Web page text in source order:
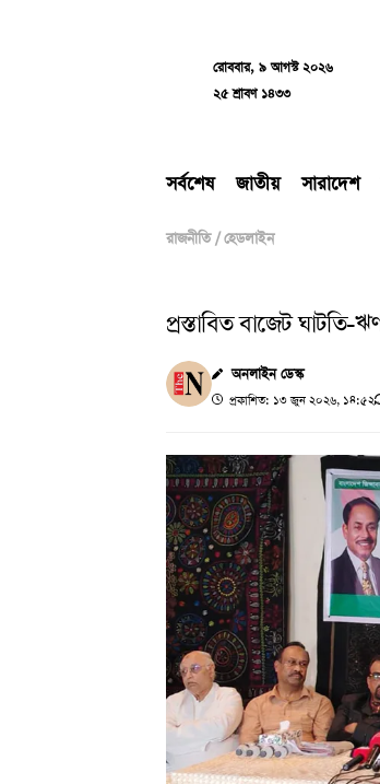
রোববার, ৯ আগস্ট ২০২৬
২৫ শ্রাবণ ১৪৩৩
সর্বশেষ জাতীয় সারাদেশ
রাজনীতি / হেডলাইন
প্রস্তাবিত বাজেট
অনলাইন ডেস্ক
প্রকাশিত: ১৩ জুন ২০২৬, ১৪:৫২